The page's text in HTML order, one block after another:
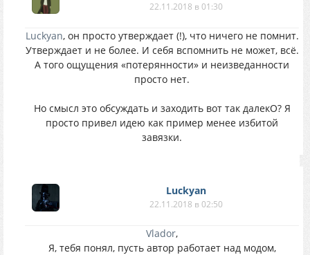
22.11.2018 в 01:30
Luckyan, он просто утверждает (!), что ничего не помнит.
Утверждает и не более. И себя вспомнить не может, всё.
А того ощущения «потерянности» и неизведанности
просто нет.
Но смысл это обсуждать и заходить вот так далекО? Я
просто привел идею как пример менее избитой
завязки.
Luckyan
22.11.2018 в 02:50
Vlador,
Я, тебя понял, пусть автор работает над модом,